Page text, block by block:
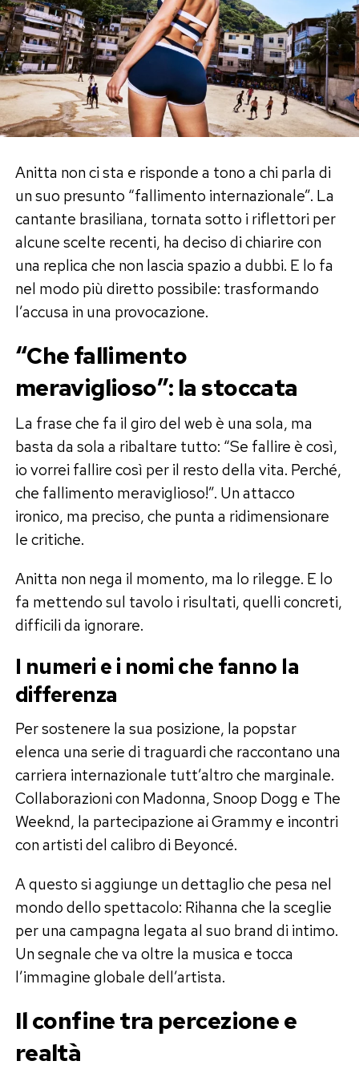
Anitta non ci sta e risponde a tono a chi parla di
un suo presunto “fallimento internazionale”. La
cantante brasiliana, tornata sotto i riflettori per
alcune scelte recenti, ha deciso di chiarire con
una replica che non lascia spazio a dubbi. E lo fa
nel modo più diretto possibile: trasformando
l’accusa in una provocazione.
“Che fallimento
meraviglioso”: la stoccata
La frase che fa il giro del web è una sola, ma
basta da sola a ribaltare tutto: “Se fallire è così,
io vorrei fallire così per il resto della vita. Perché,
che fallimento meraviglioso!”. Un attacco
ironico, ma preciso, che punta a ridimensionare
le critiche.
Anitta non nega il momento, ma lo rilegge. E lo
fa mettendo sul tavolo i risultati, quelli concreti,
difficili da ignorare.
I numeri e i nomi che fanno la
differenza
Per sostenere la sua posizione, la popstar
elenca una serie di traguardi che raccontano una
carriera internazionale tutt’altro che marginale.
Collaborazioni con Madonna, Snoop Dogg e The
Weeknd, la partecipazione ai Grammy e incontri
con artisti del calibro di Beyoncé.
A questo si aggiunge un dettaglio che pesa nel
mondo dello spettacolo: Rihanna che la sceglie
per una campagna legata al suo brand di intimo.
Un segnale che va oltre la musica e tocca
l’immagine globale dell’artista.
Il confine tra percezione e
realtà